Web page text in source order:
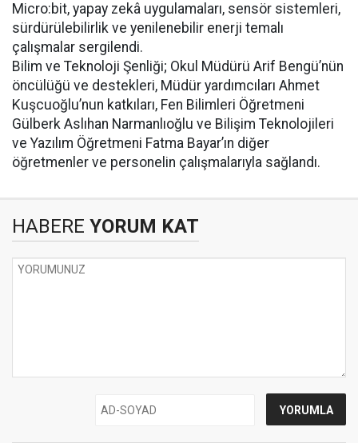
Micro:bit, yapay zekâ uygulamaları, sensör sistemleri,
sürdürülebilirlik ve yenilenebilir enerji temalı
çalışmalar sergilendi.
Bilim ve Teknoloji Şenliği; Okul Müdürü Arif Bengü’nün
öncülüğü ve destekleri, Müdür yardımcıları Ahmet
Kuşcuoğlu’nun katkıları, Fen Bilimleri Öğretmeni
Gülberk Aslıhan Narmanlıoğlu ve Bilişim Teknolojileri
ve Yazılım Öğretmeni Fatma Bayar’ın diğer
öğretmenler ve personelin çalışmalarıyla sağlandı.
HABERE YORUM KAT